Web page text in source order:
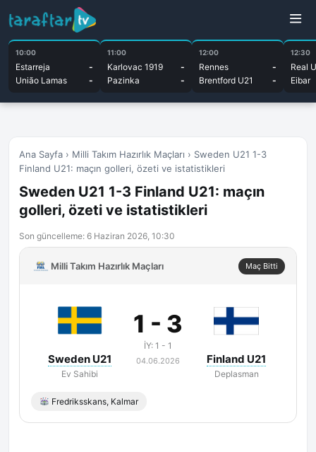
10:00
Estarreja
-
União Lamas
-
11:00
Karlovac 1919
-
Pazinka
-
12:00
Rennes
-
Brentford U21
-
12:30
Real
Eibar
Ana Sayfa › Milli Takım Hazırlık Maçları › Sweden U21 1-3
Finland U21: maçın golleri, özeti ve istatistikleri
Sweden U21 1-3 Finland U21: maçın
golleri, özeti ve istatistikleri
Son güncelleme: 6 Haziran 2026, 10:30
Milli Takım Hazırlık Maçları Maç Bitti
Sweden U21
Ev Sahibi
1 - 3
İY: 1 - 1
04.06.2026 Finland U21
Deplasman
Fredriksskans, Kalmar